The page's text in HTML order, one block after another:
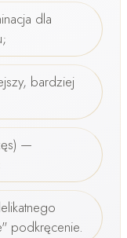
dla
bardziej
—
podkręcenie.